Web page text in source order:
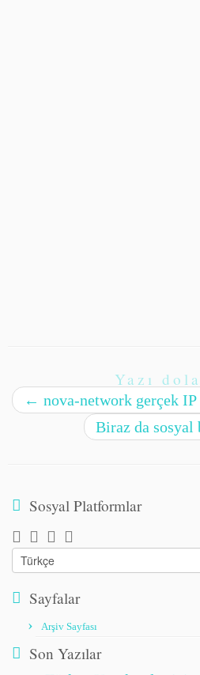
Yazı
← nova-network gerçek IP
Biraz da sosyal
Sosyal Platformlar
Choose
a
languageSayfalar
Arşiv Sayfası
Son Yazılar